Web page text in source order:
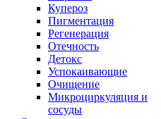
Купероз
Пигментация
Регенерация
Отечность
Детокс
Успокаивающие
Очищение
Микроциркуляция и
сосуды